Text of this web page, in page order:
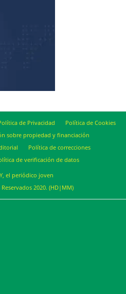
de Privacidad
Política de Cookies
sobre propiedad y financiación
Política de correcciones
de verificación de datos
el periódico joven
2020. (HD|MM)